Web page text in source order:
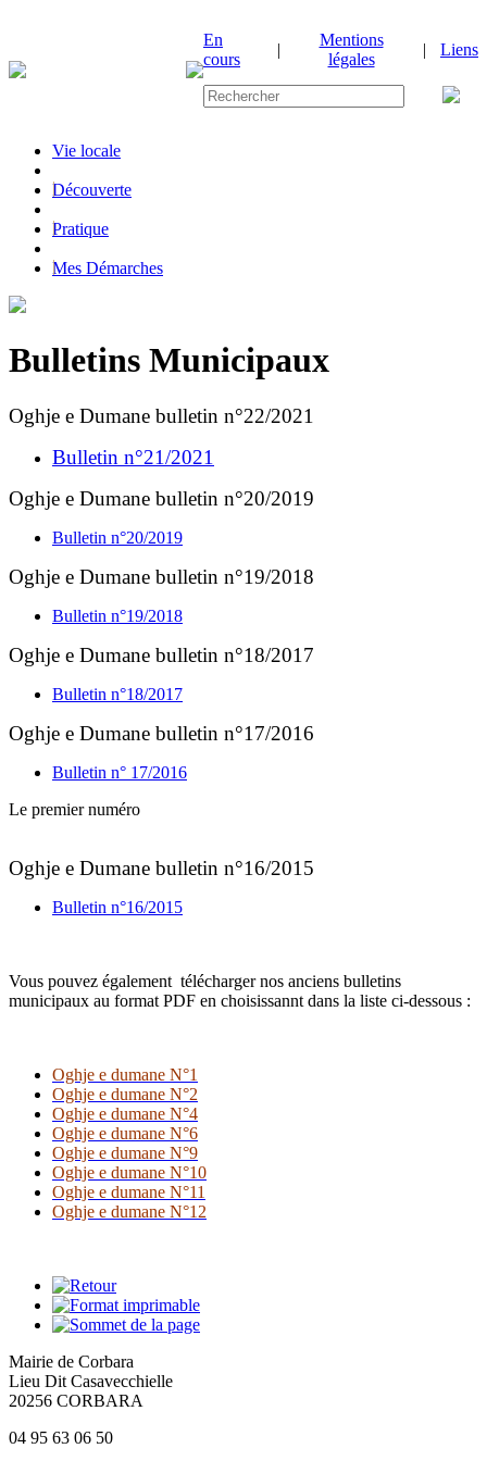
En
cours
|
Mentions
légales
| Liens
Vie locale
|Découverte
|Pratique
|Mes Démarches
Bulletins Municipaux
Oghje e Dumane bulletin n°22/2021
Bulletin n°21/2021
Oghje e Dumane bulletin n°20/2019
Bulletin n°20/2019
Oghje e Dumane bulletin n°19/2018
Bulletin n°19/2018
Oghje e Dumane bulletin n°18/2017
Bulletin n°18/2017
Oghje e Dumane bulletin n°17/2016
Bulletin n° 17/2016
Le premier numéro
Oghje e Dumane bulletin n°16/2015
Bulletin n°16/2015
Vous pouvez également télécharger nos anciens bulletins
municipaux au format PDF en choisissannt dans la liste ci-dessous :
Oghje e dumane N°1
Oghje e dumane N°2
Oghje e dumane N°4
Oghje e dumane N°6
Oghje e dumane N°9
Oghje e dumane N°10
Oghje e dumane N°11
Oghje e dumane N°12
Mairie de Corbara
Lieu Dit Casavecchielle
20256 CORBARA
04 95 63 06 50